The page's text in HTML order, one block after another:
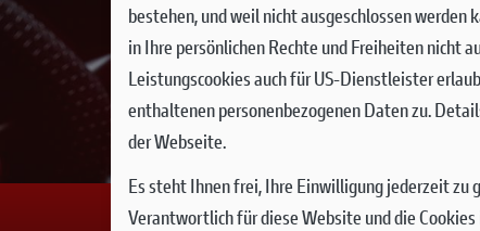
bestehen, und weil nicht ausgeschlossen
in Ihre persönlichen Rechte und Freiheiten nicht
Leistungscookies auch für US-Dienstleister
enthaltenen personenbezogenen Daten zu.
der Webseite.
Es steht Ihnen frei, Ihre Einwilligung jederzeit zu
Verantwortlich für diese Website und die